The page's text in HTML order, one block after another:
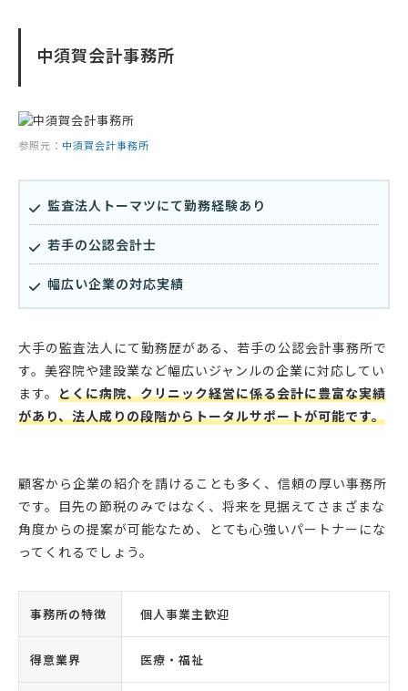
中須賀会計事務所
参照元： 中須賀会計事務所
監査法人トーマツにて勤務経験あり
若手の公認会計士
幅広い企業の対応実績
大手の監査法人にて勤務歴がある、若手の公認会計事務所で
す。美容院や建設業など幅広いジャンルの企業に対応してい
ます。 とくに病院、クリニック経営に係る会計に豊富な実績
があり、法人成りの段階からトータルサポートが可能です。
顧客から企業の紹介を請けることも多く、信頼の厚い事務所
です。目先の節税のみではなく、将来を見据えてさまざまな
角度からの提案が可能なため、とても心強いパートナーにな
ってくれるでしょう。
事務所の特徴 個人事業主歓迎
得意業界 医療・福祉